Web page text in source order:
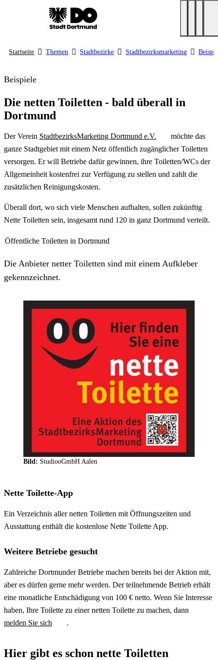
Startseite Themen Stadtbezirke Stadtbezirksmarketing
Beispiele
Die netten Toiletten - bald überall in
Dortmund
Der Verein StadtbezirksMarketing Dortmund e.V.
möchte das
ganze Stadtgebiet mit einem Netz öffentlich zugänglicher Toiletten
versorgen. Er will Betriebe dafür gewinnen, ihre Toiletten/WCs der
Allgemeinheit kostenfrei zur Verfügung zu stellen und zahlt die
zusätzlichen Reinigungskosten.
Überall dort, wo sich viele Menschen aufhalten, sollen zukünftig
Nette Toiletten sein, insgesamt rund 120 in ganz Dortmund verteilt.
Öffentliche Toiletten in Dortmund
Die Anbieter netter Toiletten sind mit einem Aufkleber
gekennzeichnet.
Bild: StudiooGmbH Aalen
Nette Toilette-App
Ein Verzeichnis aller netten Toiletten mit Öffnungszeiten und
Ausstattung enthält die kostenlose Nette Toilette App.
Weitere Betriebe gesucht
Zahlreiche Dortmunder Betriebe machen bereits bei der Aktion mit,
aber es dürfen gerne mehr werden. Der teilnehmende Betrieb erhält
eine monatliche Entschädigung von 100 € netto. Wenn Sie Interesse
haben, Ihre Toilette zu einer netten Toilette zu machen, dann
melden Sie sich
.
Hier gibt es schon nette Toiletten